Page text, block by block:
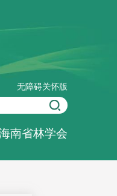
无障碍关怀版
南省林学会